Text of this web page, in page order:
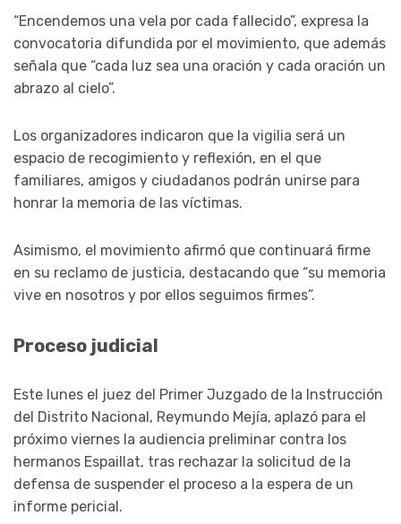
“Encendemos una vela por cada fallecido”, expresa la
convocatoria difundida por el movimiento, que además
señala que “cada luz sea una oración y cada oración un
abrazo al cielo”.
Los organizadores indicaron que la vigilia será un
espacio de recogimiento y reflexión, en el que
familiares, amigos y ciudadanos podrán unirse para
honrar la memoria de las víctimas.
Asimismo, el movimiento afirmó que continuará firme
en su reclamo de justicia, destacando que “su memoria
vive en nosotros y por ellos seguimos firmes”.
Proceso judicial
Este lunes el juez del Primer Juzgado de la Instrucción
del Distrito Nacional, Reymundo Mejía, aplazó para el
próximo viernes la audiencia preliminar contra los
hermanos Espaillat, tras rechazar la solicitud de la
defensa de suspender el proceso a la espera de un
informe pericial.